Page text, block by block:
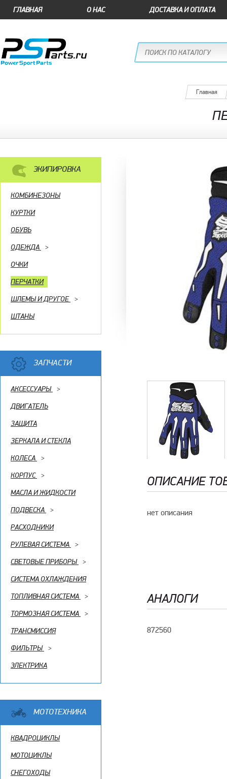
ГЛАВНАЯ О НАС ДОСТАВКА И ОПЛАТА
Главная
ЭКИПИРОВКА
КОМБИНЕЗОНЫ
КУРТКИ
ОБУВЬ
ОДЕЖДА
>
ОЧКИ
ПЕРЧАТКИ
ШЛЕМЫ И ДРУГОЕ >
ШТАНЫ
ЗАПЧАСТИ
АКСЕССУАРЫ >
ДВИГАТЕЛЬ
ЗАЩИТА
ЗЕРКАЛА И СТЕКЛА
КОЛЕСА
>
КОРПУС >
МАСЛА И ЖИДКОСТИ
ПОДВЕСКА
>
РАСХОДНИКИ
РУЛЕВАЯ СИСТЕМА
>
СВЕТОВЫЕ ПРИБОРЫ >
СИСТЕМА ОХЛАЖДЕНИЯ
ТОПЛИВНАЯ СИСТЕМА
>
ТОРМОЗНАЯ СИСТЕМА
>
ТРАНСМИССИЯ
ФИЛЬТРЫ >
ЭЛЕКТРИКА
МОТОТЕХНИКА
КВАДРОЦИКЛЫ
МОТОЦИКЛЫ
СНЕГОХОДЫ
ОПИСАНИЕ
нет описания
АНАЛОГИ
872560